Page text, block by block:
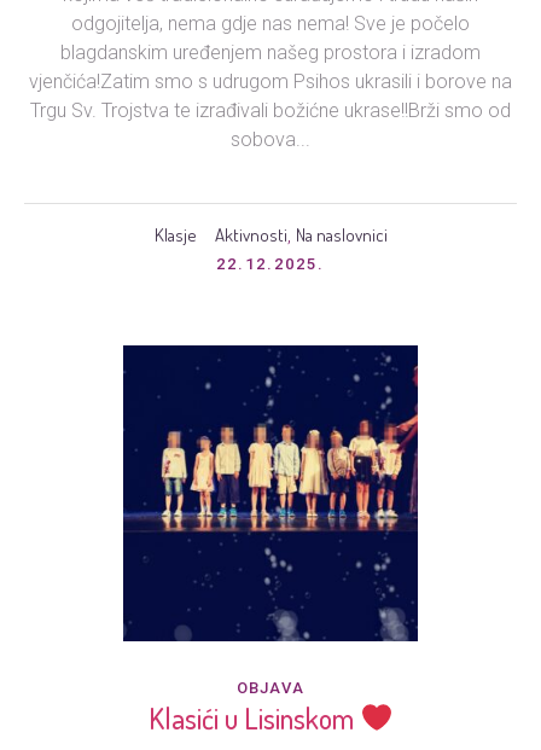
odgojitelja, nema gdje nas nema! Sve je počelo
blagdanskim uređenjem našeg prostora i izradom
vjenčića!Zatim smo s udrugom Psihos ukrasili i borove na
Trgu Sv. Trojstva te izrađivali božićne ukrase!!Brži smo od
sobova...
Klasje Aktivnosti, Na naslovnici
22.12.2025.
OBJAVA
Klasići u Lisinskom